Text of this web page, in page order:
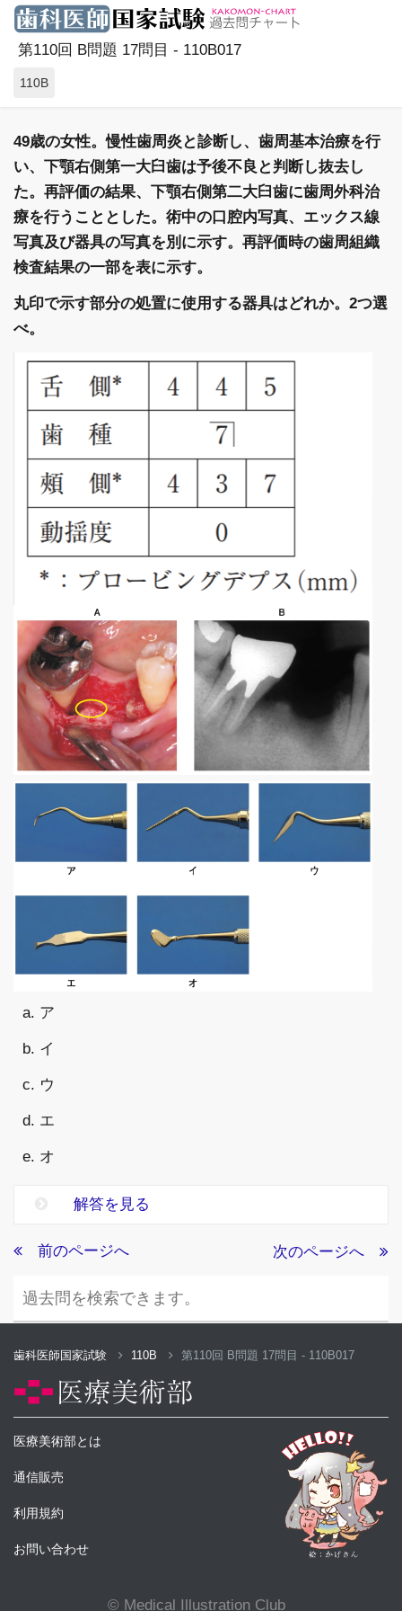
第110回 B問題 17問目 - 110B017
110B
49歳の女性。慢性歯周炎と診断し、歯周基本治療を行
い、下顎右側第一大臼歯は予後不良と判断し抜去し
た。再評価の結果、下顎右側第二大臼歯に歯周外科治
療を行うこととした。術中の口腔内写真、エックス線
写真及び器具の写真を別に示す。再評価時の歯周組織
検査結果の一部を表に示す。
丸印で示す部分の処置に使用する器具はどれか。2つ選
べ。
a. ア
b. イ
c. ウ
d. エ
e. オ
解答を見る
前のページへ 次のページへ
歯科医師国家試験 110B 第110回 B問題 17問目 - 110B017
医療美術部とは
通信販売
利用規約
お問い合わせ
© Medical Illustration Club